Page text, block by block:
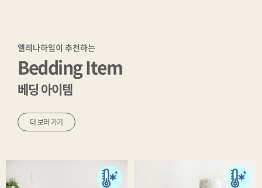
엘레나하임이 추천하는
Bedding Item
베딩 아이템
더 보러 가기